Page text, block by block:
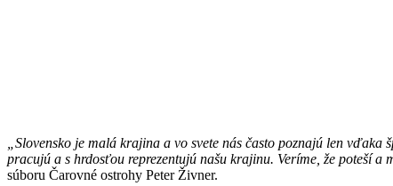
„Slovensko je malá krajina a vo svete nás často poznajú len
pracujú a s hrdosťou reprezentujú našu krajinu. Veríme, že poteší
súboru Čarovné ostrohy Peter Živner.